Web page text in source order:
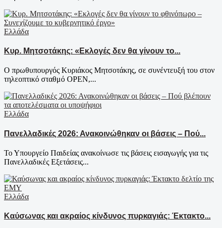
Ελλάδα
Κυρ. Μητσοτάκης: «Εκλογές δεν θα γίνουν το...
Ο πρωθυπουργός Κυριάκος Μητσοτάκης, σε συνέντευξή του στον
τηλεοπτικό σταθμό OPEN,...
Ελλάδα
Πανελλαδικές 2026: Ανακοινώθηκαν οι βάσεις – Πού...
Το Υπουργείο Παιδείας ανακοίνωσε τις βάσεις εισαγωγής για τις
Πανελλαδικές Εξετάσεις...
Ελλάδα
Καύσωνας και ακραίος κίνδυνος πυρκαγιάς: Έκτακτο...